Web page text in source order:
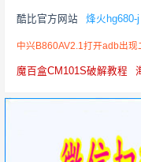
酷比官方网站 烽火hg680-j
中兴B860AV2.1打开adb出现
魔百盒CM101S破解教程